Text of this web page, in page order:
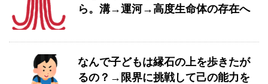
ら。溝→運河→高度生命体の存在へ
なんで子どもは縁石の上を歩きたが
るの？→限界に挑戦して己の能力を